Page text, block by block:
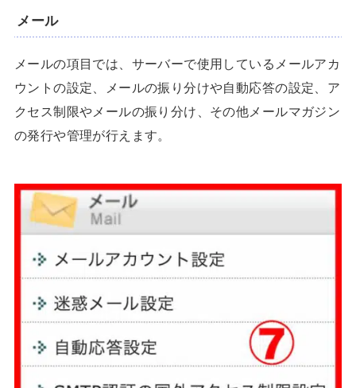
メール
メールの項目では、サーバーで使用しているメールアカ
ウントの設定、メールの振り分けや自動応答の設定、ア
クセス制限やメールの振り分け、その他メールマガジン
の発行や管理が行えます。